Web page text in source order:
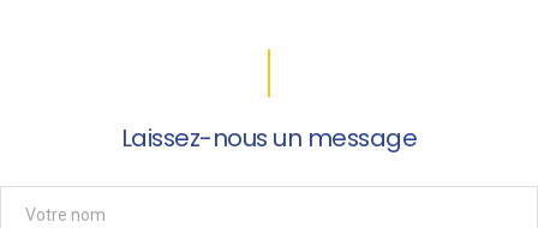
Laissez-nous un message